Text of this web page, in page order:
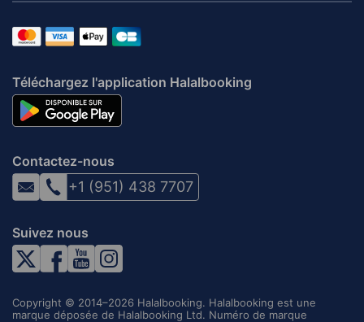
Téléchargez l'application Halalbooking
Contactez-nous
+1 (951) 438 7707
Suivez nous
Copyright © 2014–2026 Halalbooking. Halalbooking est une
marque déposée de Halalbooking Ltd. Numéro de marque